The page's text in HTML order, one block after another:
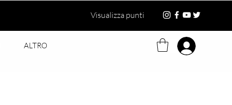
Visualizza punti
ALTRO